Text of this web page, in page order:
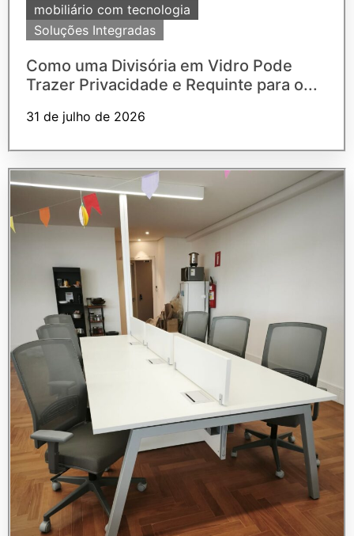
mobiliário com tecnologia
Soluções Integradas
Como uma Divisória em Vidro Pode
Trazer Privacidade e Requinte para o...
31 de julho de 2026